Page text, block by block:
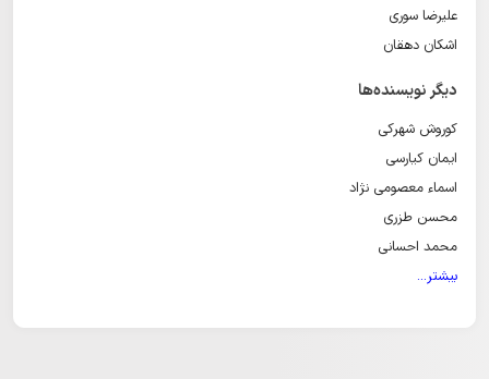
علیرضا سوری
اشکان دهقان
دیگر نویسنده‌ها
کوروش شهرکی
ایمان کیارسی
اسماء معصومی نژاد
محسن طزری
محمد احسانی
بیشتر...